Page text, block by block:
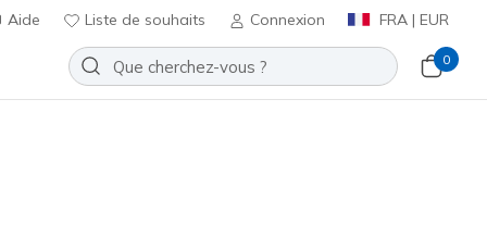
Aide Liste de souhaits Connexion FRA | EUR
0